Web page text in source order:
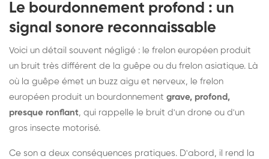
Le bourdonnement profond : un
signal sonore reconnaissable
Voici un détail souvent négligé : le frelon européen produit
un bruit très différent de la guêpe ou du frelon asiatique. Là
où la guêpe émet un buzz aigu et nerveux, le frelon
européen produit un bourdonnement grave, profond,
presque ronflant, qui rappelle le bruit d'un drone ou d'un
gros insecte motorisé.
Ce son a deux conséquences pratiques. D'abord, il rend la